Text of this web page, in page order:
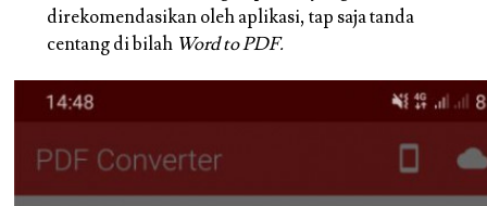
direkomendasikan oleh aplikasi, tap saja tanda
centang di bilah Word to PDF.